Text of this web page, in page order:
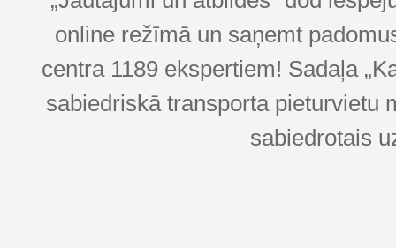
online režīmā un saņemt
centra 1189 ekspertiem! Sadaļa
sabiedriskā transporta pieturvietu
sabiedrotais